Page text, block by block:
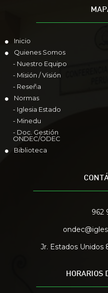
Inicio
Quienes Somos
- Nuestro Equipo
- Misión / Visión
- Reseña
Normas
- Iglesia Estado
- Minedu
- Doc. Gestión
ONDEC/ODEC
Biblioteca
962
Jr. Estados Unidos
HORARIOS